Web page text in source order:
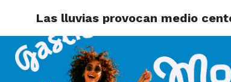
Las lluvias provocan medio